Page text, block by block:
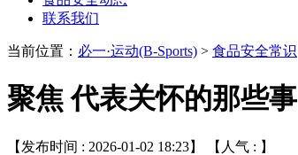
联系我们
当前位置： 必一·运动(B-Sports) > 食品安全常识
聚焦 代表关怀的那些事
【发布时间 : 2026-01-02 18:23】 【人气 : 】